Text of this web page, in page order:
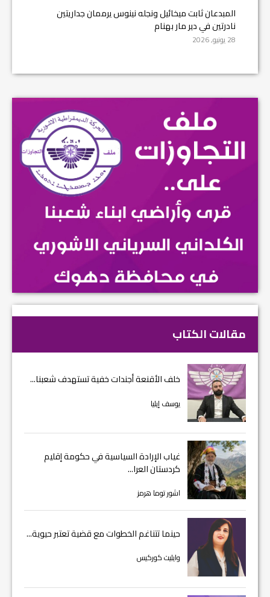
المبدعان ثابت ميخائيل ونجله نينوس يرممان جداريتين
نادرتين في دير مار بهنام
28 يونيو, 2026
مقالات الكتاب
خلف الأقنعة أجندات خفية تستهدف شعبنا...
يوسف إيليا
غياب الإرادة السياسية في حكومة إقليم
كردستان العرا...
اشور توما هرمز
حينما تتناغم الخطوات مع قضية تعتبر حيوية...
وايليت كوركيس